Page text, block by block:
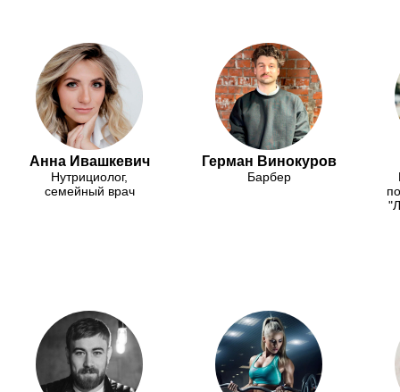
Анна Ивашкевич
Нутрициолог,
семейный врач
Герман Винокуров
Барбер